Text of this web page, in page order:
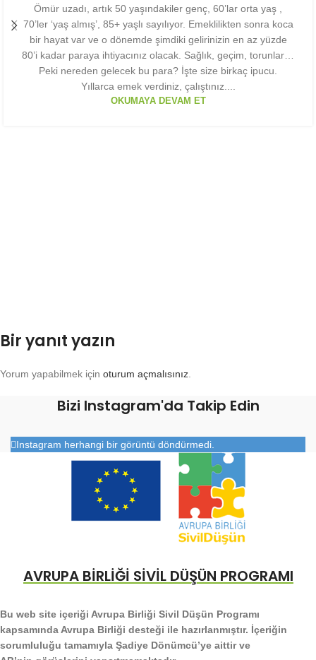
Ömür uzadı, artık 50 yaşındakiler genç, 60’lar orta yaş ,
70’ler ‘yaş almış’, 85+ yaşlı sayılıyor. Emeklilikten sonra koca
bir hayat var ve o dönemde şimdiki gelirinizin en az yüzde
80’i kadar paraya ihtiyacınız olacak. Sağlık, geçim, torunlar…
Peki nereden gelecek bu para? İşte size birkaç ipucu.
Yıllarca emek verdiniz, çalıştınız....
OKUMAYA DEVAM ET
Bir yanıt yazın
Yorum yapabilmek için oturum açmalısınız.
Bizi Instagram'da Takip Edin
Instagram herhangi bir görüntü döndürmedi.
AVRUPA BİRLİĞİ SİVİL DÜŞÜN PROGRAMI
Bu web site içeriği Avrupa Birliği Sivil Düşün Programı
kapsamında Avrupa Birliği desteği ile hazırlanmıştır. İçeriğin
sorumluluğu tamamıyla Şadiye Dönümcü’ye aittir ve